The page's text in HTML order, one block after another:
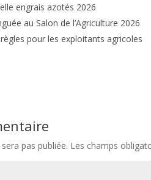
engrais azotés 2026
au Salon de l’Agriculture 2026
règles pour les exploitants agricoles
pas publiée. Les champs